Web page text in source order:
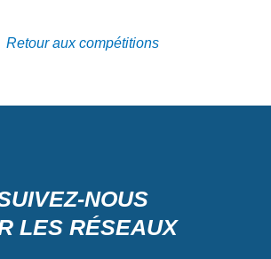
Retour aux compétitions
NOUS
LES RÉSEAUX